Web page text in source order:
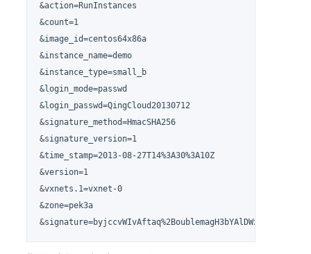
&action=RunInstances
&count=1
&image_id=centos64x86a
&instance_name=demo
&instance_type=small_b
&login_mode=passwd
&login_passwd=QingCloud20130712
&signature_method=HmacSHA256
&signature_version=1
&time_stamp=2013-08-27T14%3A30%3A10Z
&version=1
&vxnets.1=vxnet-0
&zone=pek3a